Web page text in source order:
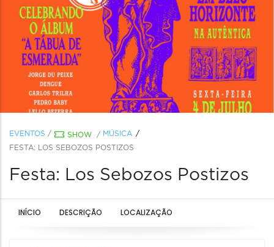
EVENTOS / SHOW / MÚSICA
FESTA: LOS SEBOZOS POSTIZOS
Festa: Los Sebozos Postizos
INÍCIO DESCRIÇÃO LOCALIZAÇÃO